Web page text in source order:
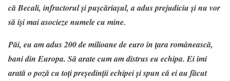
că Becali, infractorul și pușcăriașul, a adus prejudiciu și nu vor
să își mai asocieze numele cu mine.
Păi, eu am adus 200 de milioane de euro în țara românească,
bani din Europa. Să arate cum am distrus eu echipa. Ei îmi
arată o poză cu toți președinții echipei și spun că ei au făcut